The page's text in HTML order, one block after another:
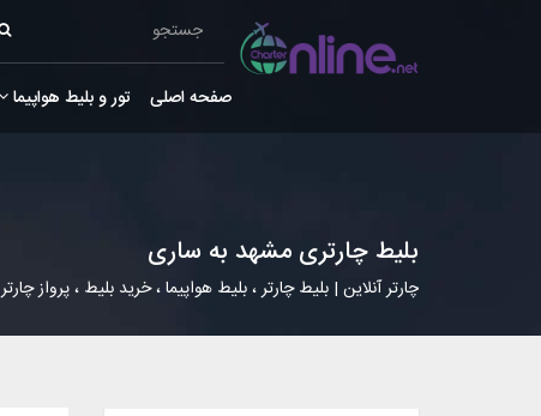
صفحه اصلی تور و بلیط هواپیما
بلیط چارتری مشهد به ساری
چارتر آنلاین | بلیط چارتر ، بلیط هواپیما ، خرید بلیط ، پرواز چارتر